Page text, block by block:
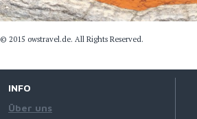
© 2015 owstravel.de. All Rights Reserved.
INFO
Über uns